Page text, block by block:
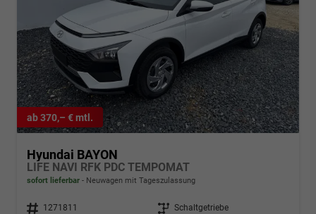
ab 370,– € mtl.
Hyundai BAYON
LIFE NAVI RFK PDC TEMPOMAT
sofort lieferbar Neuwagen mit Tageszulassung
Fahrzeugnr. 1271811 Getriebe Schaltgetriebe